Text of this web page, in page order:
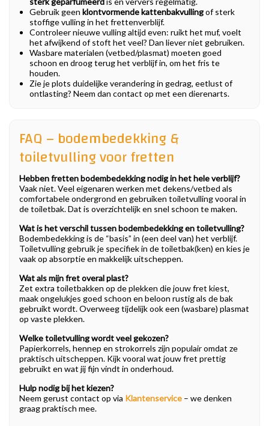
Gebruik geen klontvormende kattenbakvullingof sterk
stoffige vulling in het frettenverblijf.
Controleer nieuwe vulling altijd even: ruikt het muf, voelt
het afwijkend of stoft het veel? Dan liever niet gebruiken.
Wasbare materialen (vetbed/plasmat) moeten goed
schoon en droog terug het verblijf in, om het fris te
houden.
Zie je plots duidelijke verandering in gedrag, eetlust of
ontlasting? Neem dan contact op met een dierenarts.
FAQ – bodembedekking &
toiletvulling voor fretten
Hebben fretten bodembedekking nodig in het hele verblijf?
Vaak niet. Veel eigenaren werken met dekens/vetbed als
comfortabele ondergrond en gebruiken toiletvulling vooral in
de toiletbak. Dat is overzichtelijk en snel schoon te maken.
Wat is het verschil tussen bodembedekking en toiletvulling?
Bodembedekking is de “basis” in (een deel van) het verblijf.
Toiletvulling gebruik je specifiek in de toiletbak(ken) en kies je
vaak op absorptie en makkelijk uitscheppen.
Wat als mijn fret overal plast?
Zet extra toiletbakken op de plekken die jouw fret kiest,
maak ongelukjes goed schoon en beloon rustig als de bak
gebruikt wordt. Overweeg tijdelijk ook een (wasbare) plasmat
op vaste plekken.
Welke toiletvulling wordt veel gekozen?
Papierkorrels, hennep en strokorrels zijn populair omdat ze
praktisch uitscheppen. Kijk vooral wat jouw fret prettig
gebruikt en wat jij fijn vindt in onderhoud.
Hulp nodig bij het kiezen?
Neem gerust contact op via Klantenservice – we denken
graag praktisch mee.